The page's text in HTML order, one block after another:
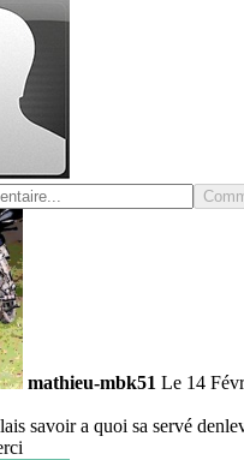
mathieu-mbk51 Le 14
savoir a quoi sa servé